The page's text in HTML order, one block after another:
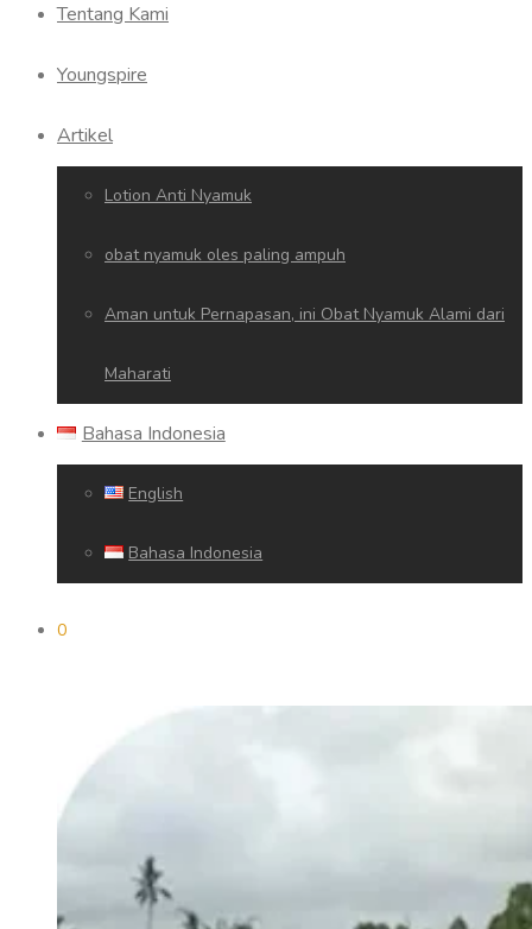
Tentang Kami
Youngspire
Artikel
Lotion Anti Nyamuk
obat nyamuk oles paling ampuh
Aman untuk Pernapasan, ini Obat Nyamuk Alami dari
Maharati
Bahasa Indonesia
English
Bahasa Indonesia
0